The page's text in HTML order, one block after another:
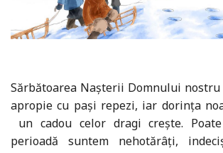
Sărbătoarea Nașterii Domnului
apropie cu pași repezi, iar dorința
un cadou celor dragi crește.
perioadă suntem nehotărâți,